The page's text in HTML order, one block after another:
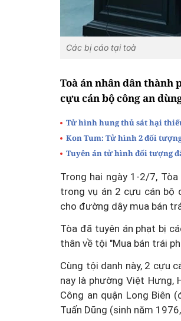
Các bị cáo tại toà
Toà án nhân dân thành
cựu cán bộ công an
Tử hình hung thủ sát hại
Kon Tum: Tử hình 2 đối
Tuyên án tử hình đối tượng
Trong hai ngày 1-2/7,
trong vụ án 2 cựu cán bộ
cho đường dây mua bán
Tòa đã tuyên án phạt bị
thân về tội "Mua bán trái
Cùng tội danh này, 2 cựu
nay là phường Việt Hưng,
Công an quận Long Biên
Tuấn Dũng (sinh năm